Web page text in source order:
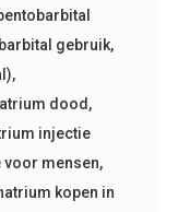
gebruik,
,
dood ,
injectie
mensen,
kopen in